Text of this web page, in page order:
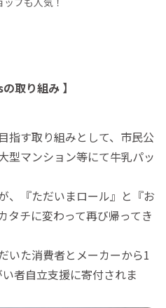
取り組み 】
指す取り組みとして、市民公
型マンション等にて牛乳パッ
、『ただいまロール』と『お
タチに変わって再び帰ってき
いた消費者とメーカーから1
者自立支援に寄付されま